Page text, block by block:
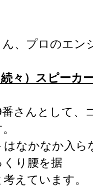
、プロのエン
続々）スピー
番さんとして、
なかなか入ら
り腰を据
えています。